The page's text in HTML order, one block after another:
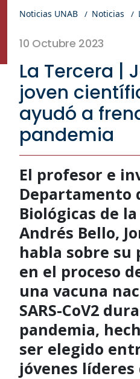
Noticias UNAB Noticias
10 Octubre 2023
La Tercera |
joven
ayudó a
pandemia
El profesor e
Departamento
Biológicas de
Andrés Bello,
habla sobre
en el proceso
una vacuna
SARS-CoV2
pandemia,
ser elegido
jóvenes líderes